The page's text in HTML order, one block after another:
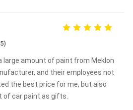
large amount of paint from Meklon
and their employees not
the best price for me, but also
of car paint as gifts.